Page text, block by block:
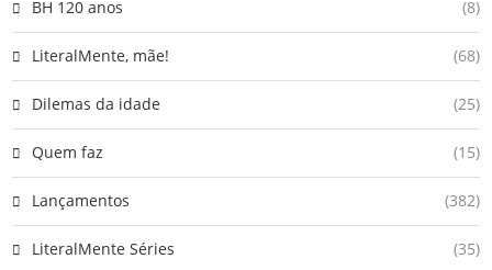
BH 120 anos (8)
LiteralMente, mãe! (68)
Dilemas da idade (25)
Quem faz (15)
Lançamentos (382)
LiteralMente Séries (35)